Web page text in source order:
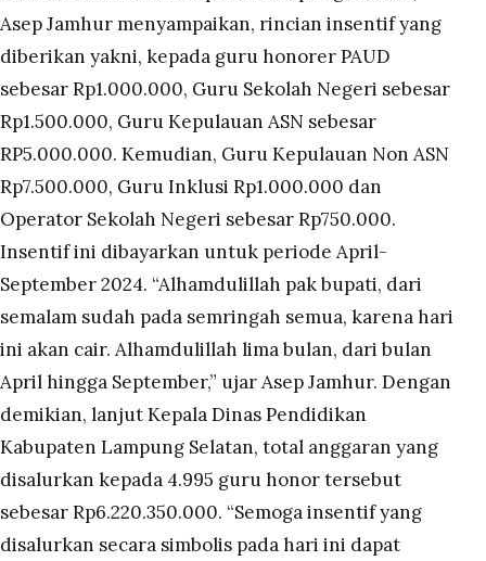
Asep Jamhur menyampaikan, rincian insentif yang
diberikan yakni, kepada guru honorer PAUD
sebesar Rp1.000.000, Guru Sekolah Negeri sebesar
Rp1.500.000, Guru Kepulauan ASN sebesar
RP5.000.000. Kemudian, Guru Kepulauan Non ASN
Rp7.500.000, Guru Inklusi Rp1.000.000 dan
Operator Sekolah Negeri sebesar Rp750.000.
Insentif ini dibayarkan untuk periode April-
September 2024. “Alhamdulillah pak bupati, dari
semalam sudah pada semringah semua, karena hari
ini akan cair. Alhamdulillah lima bulan, dari bulan
April hingga September,” ujar Asep Jamhur. Dengan
demikian, lanjut Kepala Dinas Pendidikan
Kabupaten Lampung Selatan, total anggaran yang
disalurkan kepada 4.995 guru honor tersebut
sebesar Rp6.220.350.000. “Semoga insentif yang
disalurkan secara simbolis pada hari ini dapat